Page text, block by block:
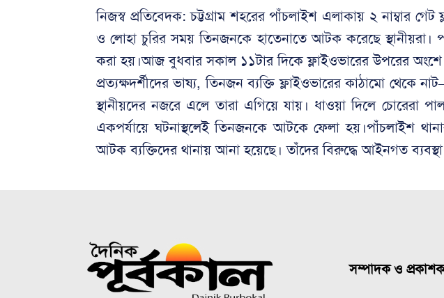
নিজস্ব প্রতিবেদক: চট্টগ্রাম শহরের পাঁচলাইশ এলাকায় ২ নাম্বার
ও লোহা চুরির সময় তিনজনকে হাতেনাতে আটক করেছে স্থানীয়রা।
করা হয়।আজ বুধবার সকাল ১১টার দিকে ফ্লাইওভারের উপরের
প্রত্যক্ষদর্শীদের ভাষ্য, তিনজন ব্যক্তি ফ্লাইওভারের কাঠামো থেকে
স্থানীয়দের নজরে এলে তারা এগিয়ে যায়। ধাওয়া দিলে চোরেরা
একপর্যায়ে ঘটনাস্থলেই তিনজনকে আটকে ফেলা হয়।পাঁচলাইশ
আটক ব্যক্তিদের থানায় আনা হয়েছে। তাঁদের বিরুদ্ধে আইনগত ব্যবস্থা
সম্পাদক ও